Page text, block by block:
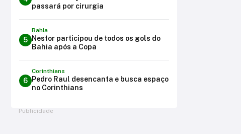
passará por cirurgia
5
Bahia
Nestor participou de todos os gols do
Bahia após a Copa
6
Corinthians
Pedro Raul desencanta e busca espaço
no Corinthians
Publicidade